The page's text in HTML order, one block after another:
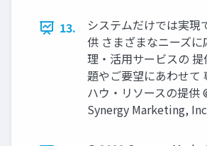
13.
システムだけでは実現
供 さまざまなニーズに
理・活用サービスの
題やご要望にあわせて
ハウ・リソースの提供
Synergy Marketing,